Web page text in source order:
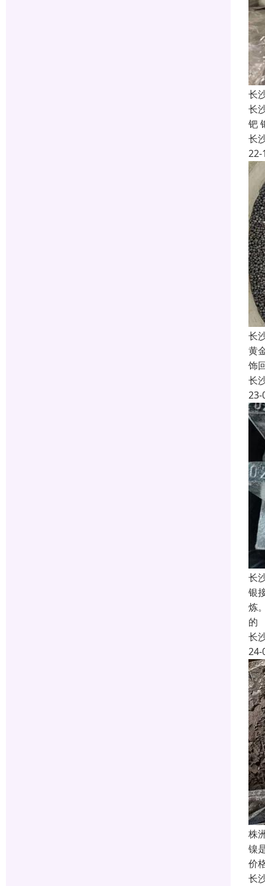
长
长
钯
长
22-
长
黄
饰
长
23-
长
银
炼
的
长
24-
株
镍
价
长